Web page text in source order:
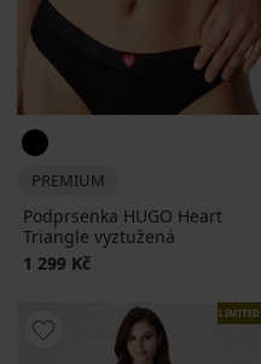
PREMIUM
Podprsenka HUGO Heart
Triangle vyztužená
1 299 Kč
LIMITED